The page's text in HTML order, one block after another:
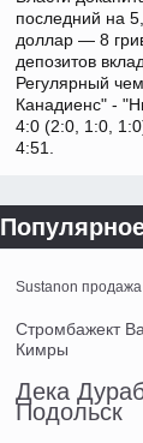
последний на
доллар — 8
депозитов
Регулярный
Канадиенс" -
4:0 (2:0, 1:0,
4:51.
Sustanon продажа
Стромбажект
Кимры
Дека
Подольск